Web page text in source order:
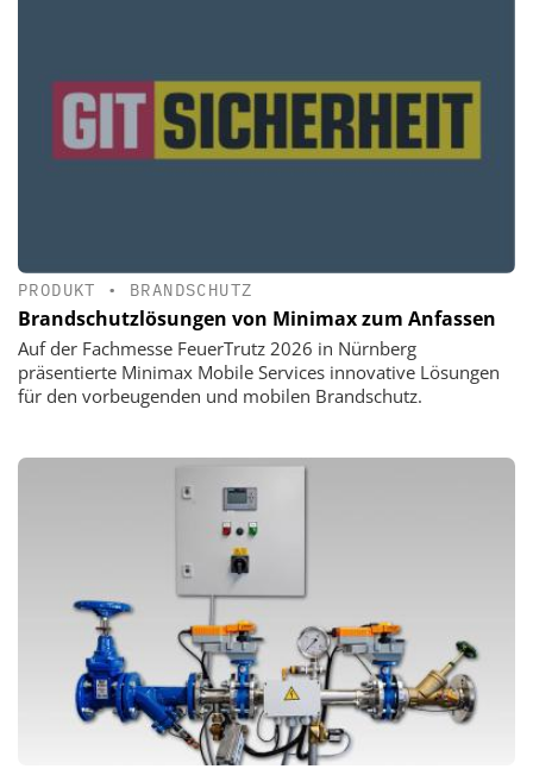
PRODUKT • BRANDSCHUTZ
Brandschutzlösungen von Minimax zum Anfassen
Auf der Fachmesse FeuerTrutz 2026 in Nürnberg
präsentierte Minimax Mobile Services innovative Lösungen
für den vorbeugenden und mobilen Brandschutz.